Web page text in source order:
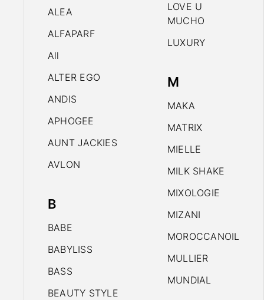
ALEA
ALFAPARF
All
ALTER EGO
ANDIS
APHOGEE
AUNT JACKIES
AVLON
B
BABE
BABYLISS
BASS
BEAUTY STYLE
LOVE U
MUCHO
LUXURY
M
MAKA
MATRIX
MIELLE
MILK SHAKE
MIXOLOGIE
MIZANI
MOROCCANOIL
MULLIER
MUNDIAL